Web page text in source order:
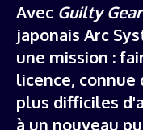
Avec Guilty
japonais Arc
une mission :
licence,
plus difficiles
à un nouveau